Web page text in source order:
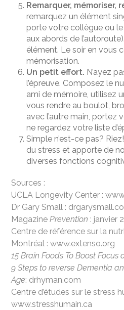
Remarquer, mémoriser,
remarquez un élément
porte votre collègue ou
aux abords de
élément. Le soir en vous
mémorisation.
Un petit effort. N’ayez
l’épreuve. Composez le
ami de mémoire, utilisez
vous rendre au boulot,
avec l’autre main, portez
ne regardez votre liste
Simple n’est-ce pas?
du stress et apporte de
diverses fonctions
Sources :
UCLA Longevity Center :
Dr Gary Small :
MagazinePrevention : janvier
Centre de référence sur la
Montréal :www.extenso.org
15 Brain Foods To Boost Focus
9 Steps to reverse Dementia
Age: drhyman.com
Centre d’études sur le stress
www.stresshumain.ca